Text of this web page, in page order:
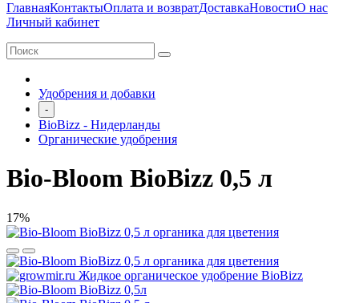
ГлавнаяКонтактыОплата и возвратДоставкаНовостиО нас
Личный кабинет
Удобрения и добавки
-
BioBizz - Нидерланды
Органические удобрения
Bio-Bloom BioBizz 0,5 л
17%